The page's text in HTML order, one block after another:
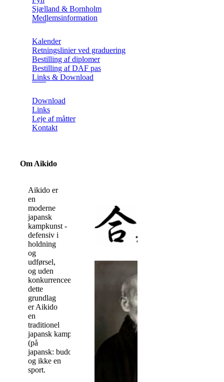
Sjælland & Bornholm
Medlemsinformation
Kalender
Retningslinier ved graduering
Bestilling af diplomer
Bestilling af DAF pas
Links & Download
Download
Links
Leje af måtter
Kontakt
Om Aikido
Aikido er
en
moderne
japansk
kampkunst -
defensiv i
holdning
og
udførsel,
og uden
konkurrenceelementer.
dette
grundlag
er Aikido
en
traditionel
japansk kampkunst
(på
japansk: budo
og ikke en
sport.